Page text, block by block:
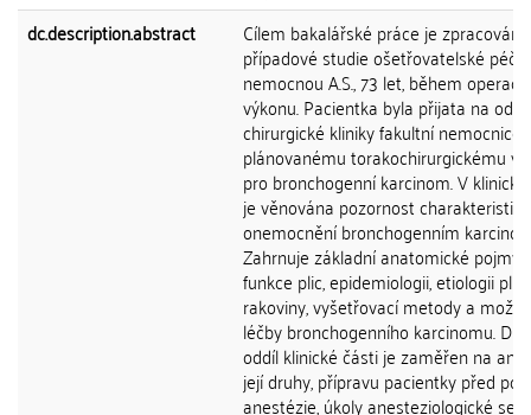
dc.description.abstract
Cílem bakalářské práce je zpracování
případové studie ošetřovatelské
nemocnou A.S., 73 let, během
výkonu. Pacientka byla přijata na
chirurgické kliniky fakultní nemocnice
plánovanému torakochirurgickému
pro bronchogenní karcinom. V
je věnována pozornost charakteristice
onemocnění bronchogenním
Zahrnuje základní anatomické pojmy
funkce plic, epidemiologii, etiologii
rakoviny, vyšetřovací metody a
léčby bronchogenního karcinomu.
oddíl klinické části je zaměřen na
její druhy, přípravu pacientky před
anestézie, úkoly anesteziologické